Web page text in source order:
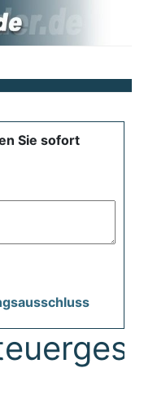
Sie sofort